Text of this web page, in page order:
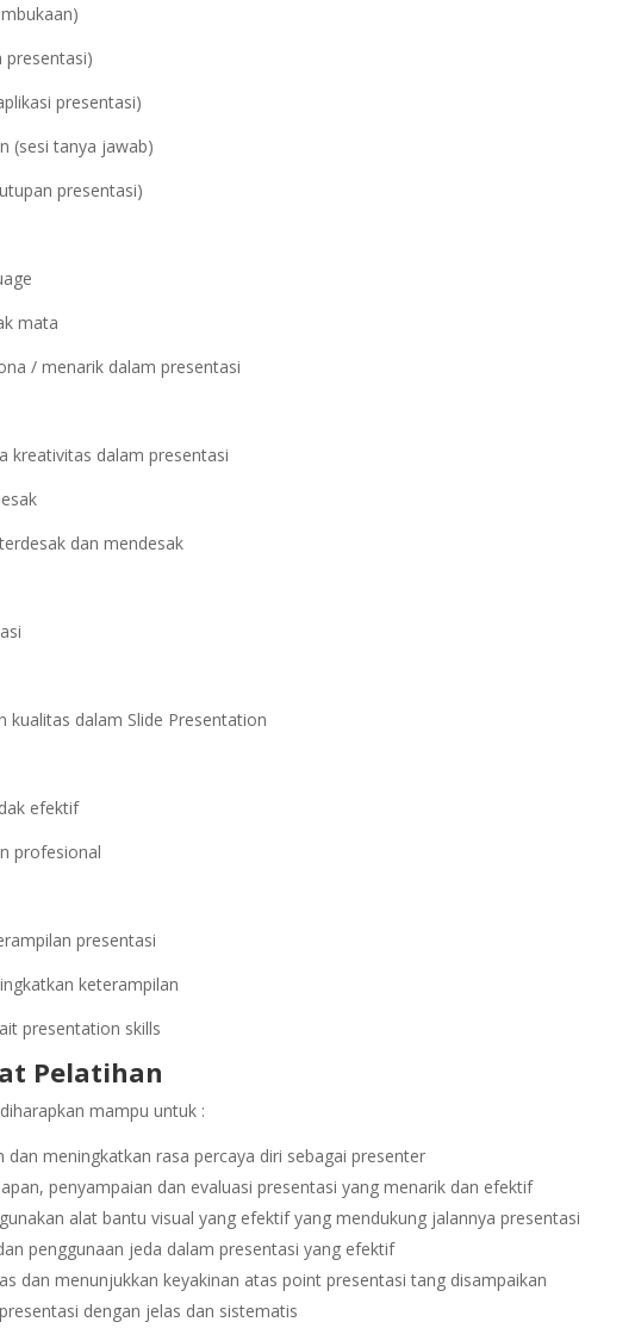
presentasi)
presentasi)
(sesi tanya jawab)
presentasi)
mata
/ menarik dalam presentasi
kreativitas dalam presentasi
dan mendesak
kualitas dalam Slide Presentation
efektif
profesional
presentasi
keterampilan
presentation skills
Pelatihan
mampu untuk :
meningkatkan rasa percaya diri sebagai presenter
penyampaian dan evaluasi presentasi yang menarik dan efektif
alat bantu visual yang efektif yang mendukung jalannya presentasi
penggunaan jeda dalam presentasi yang efektif
dan menunjukkan keyakinan atas point presentasi tang disampaikan
dengan jelas dan sistematis